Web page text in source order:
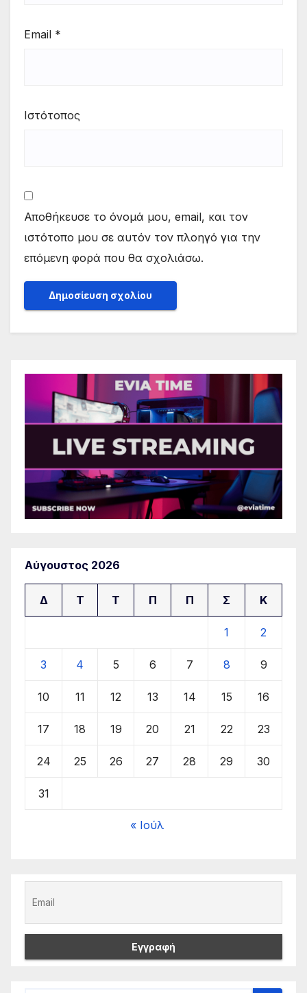
Email *
Ιστότοπος
Αποθήκευσε το όνομά μου, email, και τον
ιστότοπο μου σε αυτόν τον πλοηγό για την
επόμενη φορά που θα σχολιάσω.
Αύγουστος 2026
Δ Τ Τ Π Π Σ Κ
1 2
3 4 5 6 7 8 9
10 11 12 13 14 15 16
17 18 19 20 21 22 23
24 25 26 27 28 29 30
31
« Ιούλ